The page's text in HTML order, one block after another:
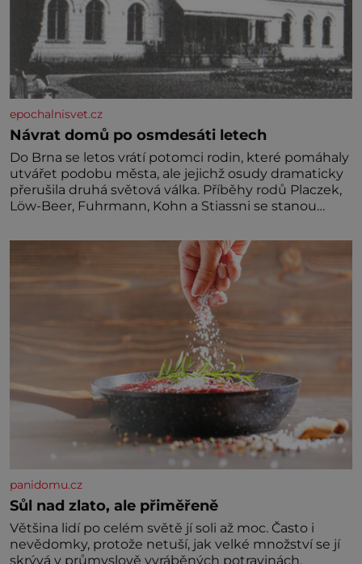
epochalnisvet.cz
Návrat domů po osmdesáti letech
Do Brna se letos vrátí potomci rodin, které pomáhaly
utvářet podobu města, ale jejichž osudy dramaticky
přerušila druhá světová válka. Příběhy rodů Placzek,
Löw-Beer, Fuhrmann, Kohn a Stiassni se stanou
židovské kultury ŠTETL FEST 2026. Některé návraty
nejsou jednoduché. Místa, která si člověk pamatuje z
rodinných vyprávění, už dávno
panidomu.cz
Sůl nad zlato, ale přiměřeně
Většina lidí po celém světě jí soli až moc. Často i
nevědomky, protože netuší, jak velké množství se jí
skrývá v průmyslově vyráběných potravinách,